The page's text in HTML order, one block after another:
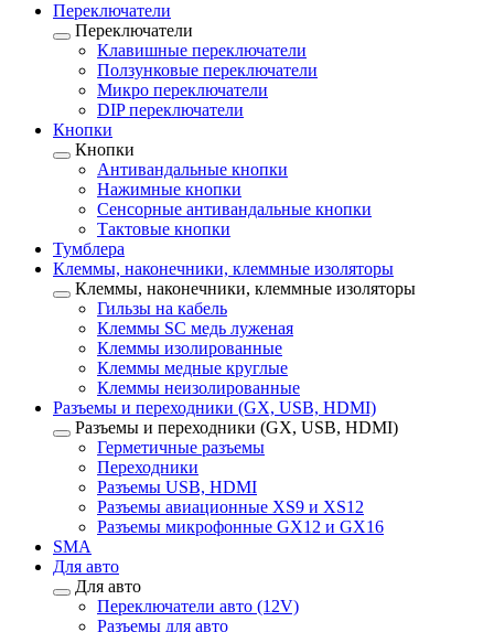
Переключатели
Переключатели
Клавишные переключатели
Ползунковые переключатели
Микро переключатели
DIP переключатели
Кнопки
Кнопки
Антивандальные кнопки
Нажимные кнопки
Сенсорные антивандальные кнопки
Тактовые кнопки
Тумблера
Клеммы, наконечники, клеммные изоляторы
Клеммы, наконечники, клеммные изоляторы
Гильзы на кабель
Клеммы SC медь луженая
Клеммы изолированные
Клеммы медные круглые
Клеммы неизолированные
Разъемы и переходники (GX, USB, HDMI)
Разъемы и переходники (GX, USB, HDMI)
Герметичные разъемы
Переходники
Разъемы USB, HDMI
Разъемы авиационные XS9 и XS12
Разъемы микрофонные GX12 и GX16
SMA
Для авто
Для авто
Переключатели авто (12V)
Разъемы для авто